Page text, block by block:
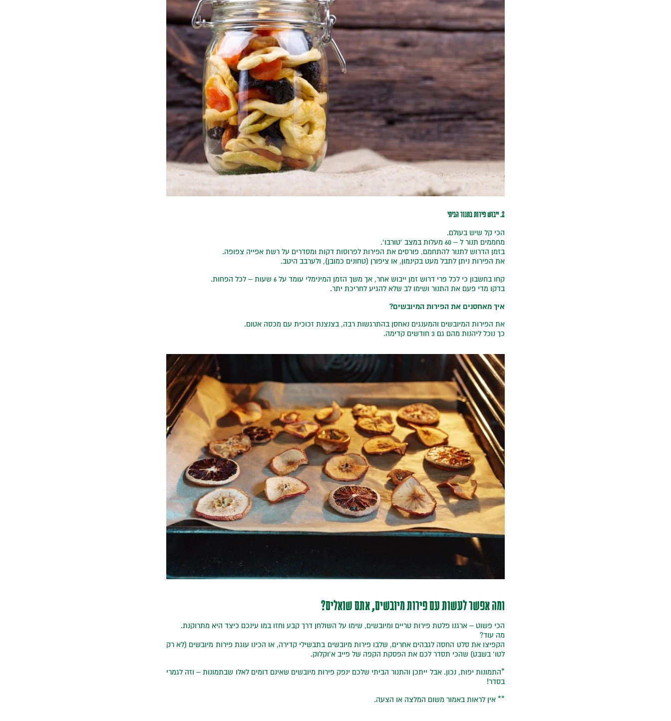
2. ייבוש פירות בתנור הביתי
הכי קל שיש בעולם.
מחממים תנור ל – 60 מעלות במצב ‘טורבו’.
בזמן הדרוש לתנור להתחמם, פורסים את הפירות לפרוסות דקות ומסדרים על רשת אפייה צפופה.
את הפירות ניתן לתבל מעט בקינמון, או ציפורן (טחונים כמובן), ולערבב היטב.
קחו בחשבון כי לכל פרי דרוש זמן ייבוש אחר, אך משך הזמן המינימלי עומד על 6 שעות – לכל הפחות.
בדקו מדי פעם את התנור ושימו לב שלא להגיע לחריכת יתר.
איך מאחסנים את הפירות המיובשים?
את הפירות המיובשים והמענגים נאחסן בהתרגשות רבה, בצנצנת זכוכית עם מכסה אטום.
כך נוכל ליהנות מהם גם 3 חודשים קדימה.
ומה אפשר לעשות עם פירות מיובשים, אתם שואלים?
הכי פשוט – ארגנו פלטת פירות טריים ומיובשים, שימו על השולחן דרך קבע וחזו במו עינכם כיצד היא מתרוקנת.
מה עוד?
הקפיצו את סלט החסה לגבהים אחרים, שלבו פירות מיובשים בתבשילי קדירה, או הכינו עוגת פירות מיובשים (לא רק
לטו’ בשבט) שהכי תסדר לכם את הפסקת הקפה של פייב א’וקלוק.
*התמונות יפות, נכון. אבל ייתכן והתנור הביתי שלכם ינפק פירות מיובשים שאינם דומים לאלו שבתמונות – וזה לגמרי
בסדר!
** אין לראות באמור משום המלצה או הצעה.